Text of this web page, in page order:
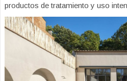
productos de tratamiento y uso